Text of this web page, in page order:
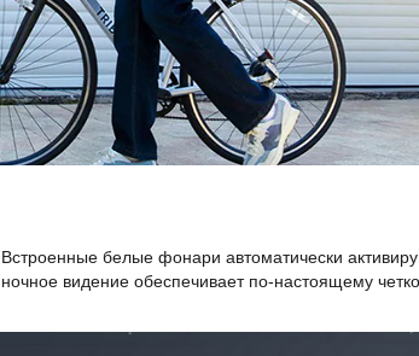
белые фонари автоматически
видение обеспечивает по-настоящему